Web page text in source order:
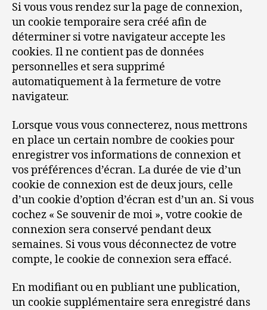
Si vous vous rendez sur la page de connexion,
un cookie temporaire sera créé afin de
déterminer si votre navigateur accepte les
cookies. Il ne contient pas de données
personnelles et sera supprimé
automatiquement à la fermeture de votre
navigateur.
Lorsque vous vous connecterez, nous mettrons
en place un certain nombre de cookies pour
enregistrer vos informations de connexion et
vos préférences d’écran. La durée de vie d’un
cookie de connexion est de deux jours, celle
d’un cookie d’option d’écran est d’un an. Si vous
cochez « Se souvenir de moi », votre cookie de
connexion sera conservé pendant deux
semaines. Si vous vous déconnectez de votre
compte, le cookie de connexion sera effacé.
En modifiant ou en publiant une publication,
un cookie supplémentaire sera enregistré dans